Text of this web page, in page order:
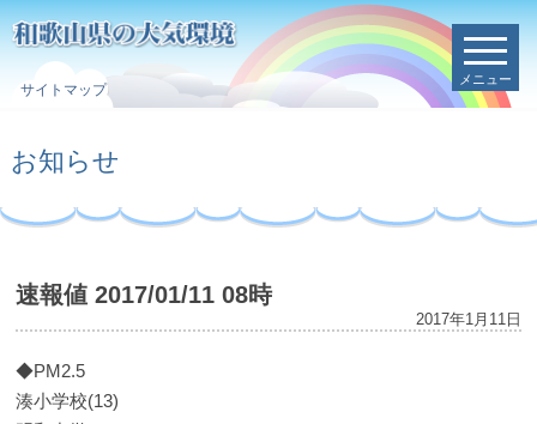
サイトマップ
メニュー
お知らせ
速報値 2017/01/11 08時
2017年1月11日
◆PM2.5
湊小学校(13)